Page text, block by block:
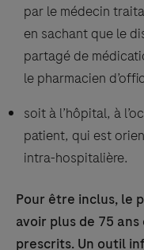
par le médecin
en sachant que le
partagé de
le pharmacien
soit à l’hôpital, à
patient, qui est
intra-hospitalière.
Pour être inclus, le
avoir plus de 75
prescrits. Un outil